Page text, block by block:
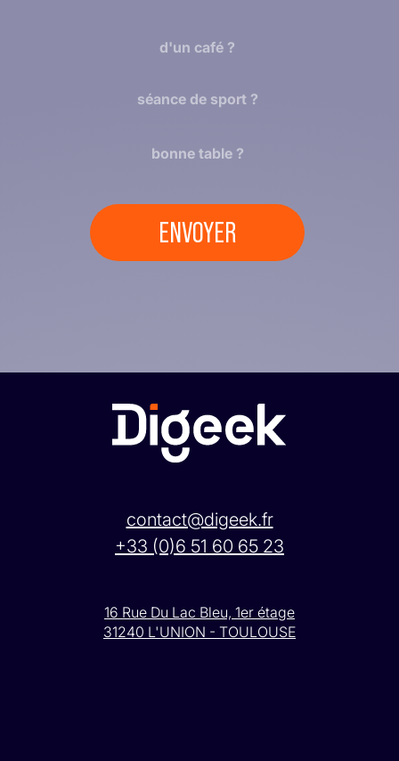
d'un café ?
séance de sport ?
bonne table ?
contact@digeek.fr
+33 (0)6 51 60 65 23
16 Rue Du Lac Bleu, 1er étage
31240 L'UNION - TOULOUSE